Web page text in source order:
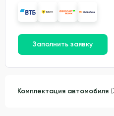
Заполнить заявку
Комплектация автомобиля